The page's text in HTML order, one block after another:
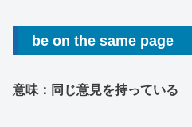
be on the same page
意味：同じ意見を持っている